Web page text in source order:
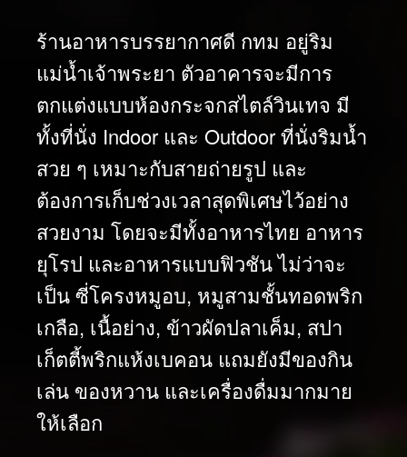
ร้านอาหารบรรยากาศดี กทม อยู่ริม
แม่น้ำเจ้าพระยา ตัวอาคารจะมีการ
ตกแต่งแบบห้องกระจกสไตล์วินเทจ มี
ทั้งที่นั่ง Indoor และ Outdoor ที่นั่งริมน้ำ
สวย ๆ เหมาะกับสายถ่ายรูป และ
ต้องการเก็บช่วงเวลาสุดพิเศษไว้อย่าง
สวยงาม โดยจะมีทั้งอาหารไทย อาหาร
ยุโรป และอาหารแบบฟิวชัน ไม่ว่าจะ
เป็น ซี่โครงหมูอบ, หมูสามชั้นทอดพริก
เกลือ, เนื้อย่าง, ข้าวผัดปลาเค็ม, สปา
เก็ตตี้พริกแห้งเบคอน แถมยังมีของกิน
เล่น ของหวาน และเครื่องดื่มมากมาย
ให้เลือก